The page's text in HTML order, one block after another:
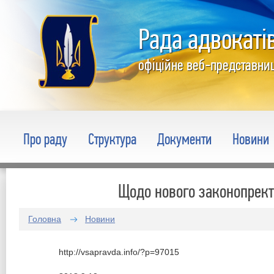
Рада
офіційне веб-
Про раду Структура Документи Новини
Щодо нового
Головна Новини
http://vsapravda.info/?p=97015